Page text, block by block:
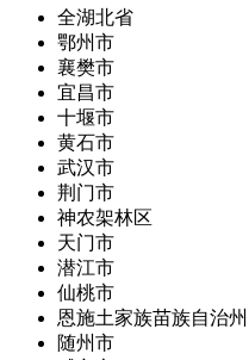
全湖北省
鄂州市
襄樊市
宜昌市
十堰市
黄石市
武汉市
荆门市
神农架林区
天门市
潜江市
仙桃市
恩施土家族苗族自治州
随州市